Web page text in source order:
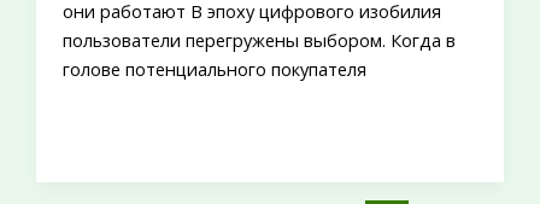
они работают В эпоху цифрового изобилия
пользователи перегружены выбором. Когда в
голове потенциального покупателя